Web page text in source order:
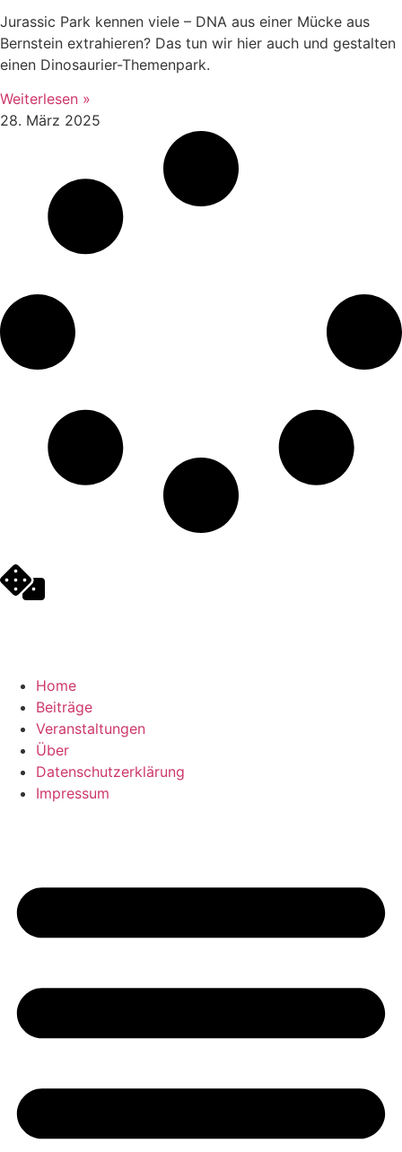
Jurassic Park kennen viele – DNA aus einer Mücke aus
Bernstein extrahieren? Das tun wir hier auch und gestalten
einen Dinosaurier-Themenpark.
Weiterlesen »
28. März 2025
Home
Beiträge
Veranstaltungen
Über
Datenschutzerklärung
Impressum